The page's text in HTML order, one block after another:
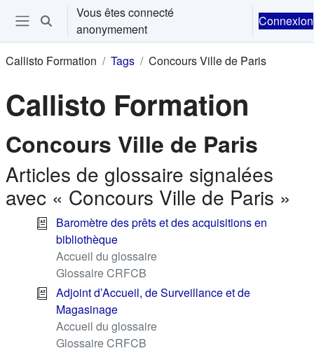
Passer au contenu principal
Ouvrir le menu de navigation
Activer/désactiver la saisie de recherche
Vous êtes connecté
anonymement
Connexion
Callisto Formation Tags Concours Ville de Paris
Callisto Formation
Concours Ville de Paris
Articles de glossaire signalées
avec « Concours Ville de Paris »
Baromètre des prêts et des acquisitions en
bibliothèque
Accueil du glossaire
Glossaire CRFCB
Adjoint d’Accueil, de Surveillance et de
Magasinage
Accueil du glossaire
Glossaire CRFCB